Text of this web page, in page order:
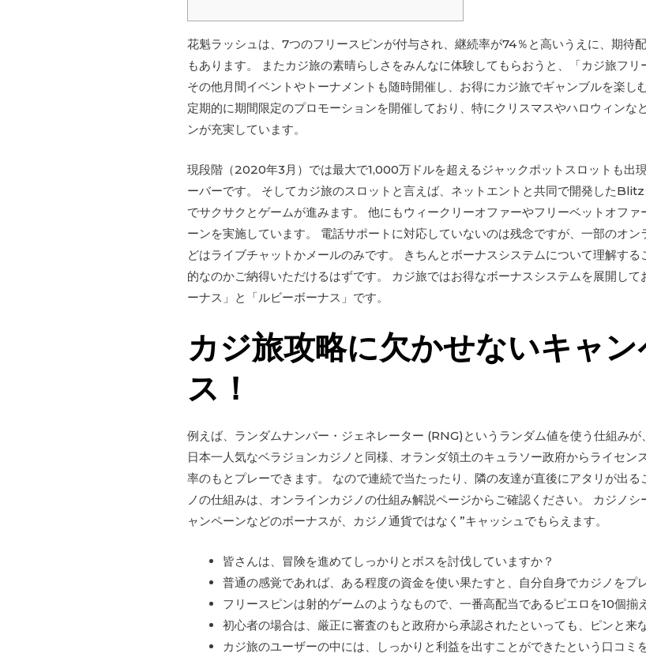
花魁ラッシュは、7つのフリースピンが付与され、継続率が74％と高いうえに、期
もあります。 またカジ旅の素晴らしさをみんなに体験してもらおうと、「カジ旅フリ
その他月間イベントやトーナメントも随時開催し、お得にカジ旅でギャンブルを楽し
定期的に期間限定のプロモーションを開催しており、特にクリスマスやハロウィンな
ンが充実しています。
現段階（2020年3月）では最大で1,000万ドルを超えるジャックポットスロットも出
ーバーです。 そしてカジ旅のスロットと言えば、ネットエントと共同で開発した
でサクサクとゲームが進みます。 他にもウィークリーオファーやフリーベットオフ
ーンを実施しています。 電話サポートに対応していないのは残念ですが、一部のオ
どはライブチャットかメールのみです。 きちんとボーナスシステムについて理解す
的なのかご納得いただけるはずです。 カジ旅ではお得なボーナスシステムを展開し
ーナス」と「ルビーボーナス」です。
カジ旅攻略に欠かせないキャ
ス！
例えば、ランダムナンバー・ジェネレーター (RNG)というランダム値を使う仕組みが
日本一人気なベラジョンカジノと同様、オランダ領土のキュラソー政府からライセン
率のもとプレーできます。 なので連続で当たったり、隣の友達が直後にアタリが出
ノの仕組みは、オンラインカジノの仕組み解説ページからご確認ください。 カジノ
ャンペーンなどのボーナスが、カジノ通貨ではなく”キャッシュでもらえます。
皆さんは、冒険を進めてしっかりとボスを討伐していますか？
普通の感覚であれば、ある程度の資金を使い果たすと、自分自身でカジノをプ
フリースピンは射的ゲームのようなもので、一番高配当であるピエロを10個揃
初心者の場合は、厳正に審査のもと政府から承認されたといっても、ピンと来
カジ旅のユーザーの中には、しっかりと利益を出すことができたという口コミ